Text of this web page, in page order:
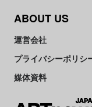
ABOUT US
運営会社
プライバシーポリシ
媒体資料